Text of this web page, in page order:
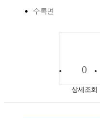
수록면
0
상세조회